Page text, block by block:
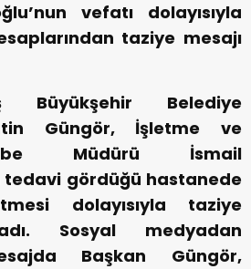
vefatı dolayısıyla
taziye mesajı
Büyükşehir Belediye
Güngör, İşletme ve
Müdürü İsmail
tedavi gördüğü hastanede
dolayısıyla taziye
Sosyal medyadan
Başkan Güngör,